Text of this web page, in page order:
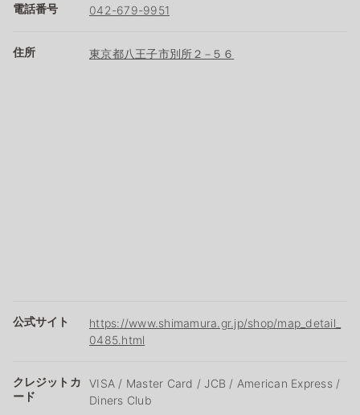
電話番号 042-679-9951
住所 東京都八王子市別所２−５６
公式サイト
https://www.shimamura.gr.jp/shop/map_detail_
0485.html
クレジットカ
ード
VISA / Master Card / JCB / American Express /
Diners Club